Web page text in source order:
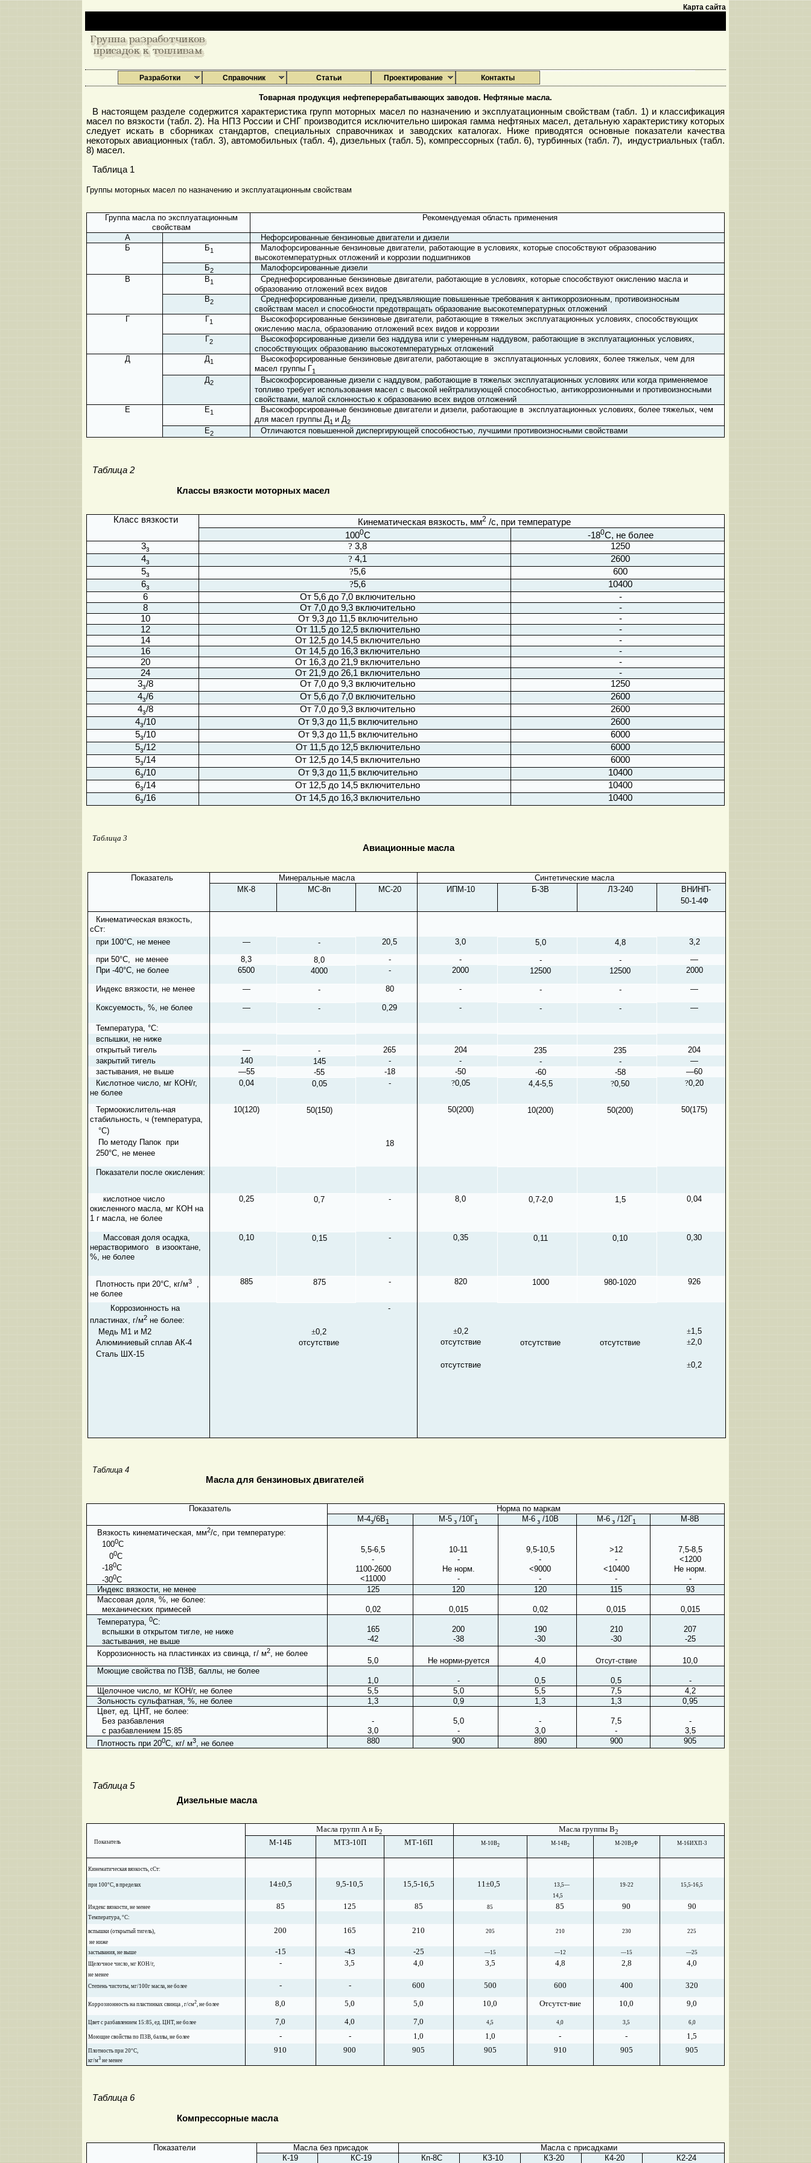
Карта сайта
Разработки Справочник Статьи Проектирование Контакты
Товарная продукция нефтеперерабатывающих заводов. Нефтяные масла.
В настоящем разделе содержится характеристика групп моторных масел по назначению и эксплуатационным свойствам (табл. 1) и классификация
масел по вязкости (табл. 2). На НПЗ России и СНГ производится исключительно широкая гамма нефтяных масел, детальную характеристику которых
следует искать в сборниках стандартов, специальных справочниках и заводских каталогах. Ниже приводятся основные показатели качества
некоторых авиационных (табл. 3), автомобильных (табл. 4), дизельных (табл. 5), компрессорных (табл. 6), турбинных (табл. 7), индустриальных (табл.
8) масел.
Таблица 1
Группы моторных масел по назначению и эксплуатационным свойствам
Группа масла по эксплуатационным
свойствам
Рекомендуемая область применения
А
Нефорсированные бензиновые двигатели и дизели
Б
Б1
Малофорсированные бензиновые двигатели, работающие в условиях, которые способствуют образованию
высокотемпературных отложений и коррозии подшипников
Б2
Малофорсированные дизели
В
В1
Среднефорсированные бензиновые двигатели, работающие в условиях, которые способствуют окислению масла и
образованию отложений всех видов
В2
Среднефорсированные дизели, предъявляющие повышенные требования к антикоррозионным, противоизносным
свойствам масел и способности предотвращать образование высокотемпературных отложений
Г
Г1
Высокофорсированные бензиновые двигатели, работающие в тяжелых эксплуатационных условиях, способствующих
окислению масла, образованию отложений всех видов и коррозии
Г2
Высокофорсированные дизели без наддува или с умеренным наддувом, работающие в эксплуатационных условиях,
способствующих образованию высокотемпературных отложений
Д
Д1
Высокофорсированные бензиновые двигатели, работающие в эксплуатационных условиях, более тяжелых, чем для
масел группы Г1
Д2
Высокофорсированные дизели с наддувом, работающие в тяжелых эксплуатационных условиях или когда применяемое
топливо требует использования масел с высокой нейтрализующей способностью, антикоррозионными и противоизносными
свойствами, малой склонностью к образованию всех видов отложений
Е
Е1
Высокофорсированные бензиновые двигатели и дизели, работающие в эксплуатационных условиях, более тяжелых, чем
для масел группы Д1 и Д2
Е2 Отличаются повышенной диспергирующей способностью, лучшими противоизносными свойствами
Таблица 2
Классы вязкости моторных масел
Класс вязкости Кинематическая вязкость, мм2 /с, при температуре
1000С -180С, не более
3з ? 3,8
1250
4з ? 4,1
2600
5з ?5,6
600
6з ?5,6
10400
6
От 5,6 до 7,0 включительно
-
8
От 7,0 до 9,3 включительно
-
10
От 9,3 до 11,5 включительно
-
12
От 11,5 до 12,5 включительно
-
14
От 12,5 до 14,5 включительно
-
16
От 14,5 до 16,3 включительно
-
20
От 16,3 до 21,9 включительно
-
24
От 21,9 до 26,1 включительно
-
3з/8 От 7,0 до 9,3 включительно
1250
4з/6 От 5,6 до 7,0 включительно
2600
4з/8 От 7,0 до 9,3 включительно
2600
4з/10 От 9,3 до 11,5 включительно
2600
5з/10 От 9,3 до 11,5 включительно
6000
5з/12 От 11,5 до 12,5 включительно
6000
5з/14 От 12,5 до 14,5 включительно
6000
6з/10 От 9,3 до 11,5 включительно
10400
6з/14 От 12,5 до 14,5 включительно
10400
6з/16 От 14,5 до 16,3 включительно 10400
Таблица 3
Авиационные масла
Показатель Минеральные масла
Синтетические масла
МК-8
МС-8п МС-20 ИПМ-10 Б-3В ЛЗ-240
ВНИНП-
50-1-4Ф
Кинематическая вязкость,
сСт:
при 100°С, не менее
— - 20,5 3,0 5,0 4,8
3,2
при 50°С, не менее
8,3 8,0 - - - -
—
При -40°С, не более
6500 4000 - 2000 12500 12500 2000
Индекс вязкости, не менее — - 80 - - - —
Коксуемость, %, не более — - 0,29 - - - —
Температура, °С:
вспышки, не ниже
открытый тигель
— - 265 204 235 235
204
закрытий тигель
140 145 - - - -
—
застывания, не выше
—55 -55 -18 -50 -60 -58
—60
Кислотное число, мг КОН/г,
не более
0,04 0,05 - ?0,05 4,4-5,5 ?0,50 ?0,20
Термоокислитель-ная
стабильность, ч (температура,
°С)
По методу Папок при
250°С, не менее
10(120) 50(150)
18
50(200) 10(200) 50(200) 50(175)
Показатели после окисления:
кислотное число
окисленного масла, мг КОН на
1 г масла, не более
0,25 0,7 - 8,0 0,7-2,0 1,5 0,04
Массовая доля осадка,
нерастворимого в изооктане,
%, не более
0,10 0,15 - 0,35 0,11 0,10 0,30
Плотность при 20°С, кг/м3
не более
885 875 - 820 1000 980-1020 926
Коррозионность на
пластинах, г/м2 не более:
Медь М1 и М2
Алюминиевый сплав АК-4
Сталь ШХ-15
±0,2
отсутствие
-
±0,2
отсутствие
отсутствие
отсутствие отсутствие
±1,5
±2,0
±0,2
Таблица 4
Масла для бензиновых двигателей
Показатель
Норма по маркам
М-4з/6В1 М-5 з /10Г1 М-6з/10В М-6з/12Г1
М-8В
Вязкость кинематическая, мм2/с, при температуре:
1000С
00С
-180С
-300С
5,5-6,5
-
1100-2600
<11000
10-11
-
Не норм.
-
9,5-10,5
-
<9000
-
>12
-
<10400
-
7,5-8,5
<1200
Не норм.
-
Индекс вязкости, не менее
125 120 120 115
93
Массовая доля, %, не более:
механических примесей
0,02 0,015 0,02 0,015
0,015
Температура,
0С:
вспышки в открытом тигле, не ниже
застывания, не выше
165
-42
200
-38
190
-30
210
-30
207
-25
Коррозионность на пластинках из свинца, г/ м2, не более
5,0
Не норми-руется 4,0 Отсут-ствие
10,0
Моющие свойства по ПЗВ, баллы, не более
1,0
- 0,5 0,5
-
Щелочное число, мг КОН/г, не более
5,5 5,0 5,5 7,5
4,2
Зольность сульфатная, %, не более
1,3 0,9 1,3 1,3
0,95
Цвет, ед. ЦНТ, не более:
Без разбавления
с разбавлением 15:85
-
3,0
5,0
-
-
3,0
7,5
-
-
3,5
Плотность при 200С, кг/ м3, не более 880 900 890 900 905
Таблица 5
Дизельные масла
Показатель
Масла групп А и Б2 Масла группы В2
М-14Б МТЗ-10П МТ-16П М-10В2 M-14В2 М-20В2Ф М-16ИХП-3
Кинематическая вязкость, сСт:
при 100°С, в пределах 14±0,5 9,5-10,5 15,5-16,5 11 ±0,5
13,5—
14,5
19-22 15,5-16,5
Индекс вязкости, не менее 85 125 85 85 85 90 90
Температура, °С:
вспышки (открытый тигель),
не ниже
200 165 210 205 210 230 225
застывания, не выше -15 -43 -25 —15 —12 —15
—25
Щелочное число, мг КОН/г,
не менее
- 3,5 4,0 3,5 4,8 2,8 4,0
Степень чистоты, мг/100г масла, не более - - 600 500 600 400 320
Коррозионность на пластинках свинца , г/см2 , не более 8,0 5,0 5,0 10,0 Отсутст-вие 10,0 9,0
Цвет с разбавлением 15:85, ед. ЦНТ, не более 7,0 4,0 7,0 4,5 4,0 3,5 6,0
Моющие свойства по ПЗВ, баллы, не более - - 1,0 1,0 - - 1,5
Плотность при 20°С,
кг/м3 не менее
910 900 905 905 910 905 905
Таблица 6
Компрессорные масла
Показатели Масла без присадок
Масла с присадками
К-19
КС-19 Кп-8С КЗ-10 КЗ-20 К4-20 К2-24